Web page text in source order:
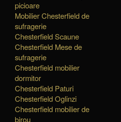
picioare
Mobilier Chesterfield de
sufragerie
Chesterfield Scaune
Chesterfield Mese de
sufragerie
Chesterfield mobilier
dormitor
Chesterfield Paturi
Chesterfield Oglinzi
Chesterfield mobilier de
birou